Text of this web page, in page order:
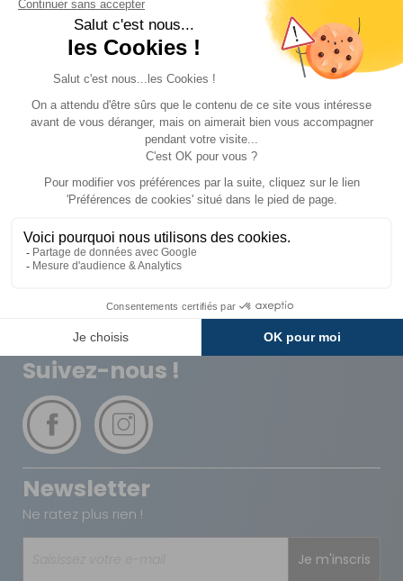
(1)
ACHETER 11,90 €
9,90 €
Expédié sous 72h Sécurisés
Carte de fidélité Plusieurs fois
Suivez-nous !
Newsletter
Ne ratez plus rien !
Je m'inscris